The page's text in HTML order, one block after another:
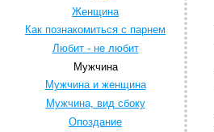
Женщина
Как познакомиться с парнем
Любит - не любит
Мужчина
Мужчина и женщина
Мужчина, вид сбоку
Опоздание